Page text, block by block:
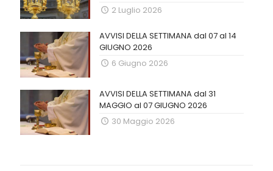
2 Luglio 2026
AVVISI DELLA SETTIMANA dal 07 al 14
GIUGNO 2026
6 Giugno 2026
AVVISI DELLA SETTIMANA dal 31
MAGGIO al 07 GIUGNO 2026
30 Maggio 2026